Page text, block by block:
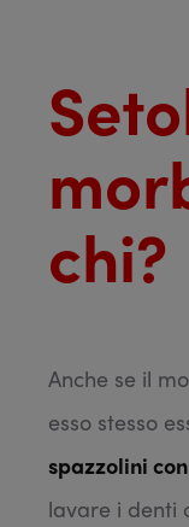
chi?
Anche se il
esso stesso
spazzolini
lavare i denti